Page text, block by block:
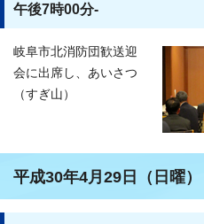
午後7時00分-
岐阜市北消防団歓送迎
会に出席し、あいさつ
（すぎ山）
平成30年4月29日（日曜）